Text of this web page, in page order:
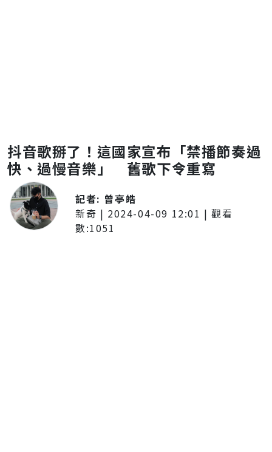
抖音歌掰了！這國家宣布「禁播節奏過
快、過慢音樂」 舊歌下令重寫
記者: 曾亭皓
新奇 | 2024-04-09 12:01 | 觀看
數:1051